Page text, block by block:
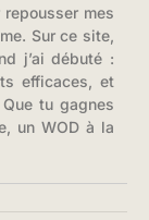
mes
Sur ce site,
j’ai débuté :
efficaces, et
tu gagnes
un WOD à la